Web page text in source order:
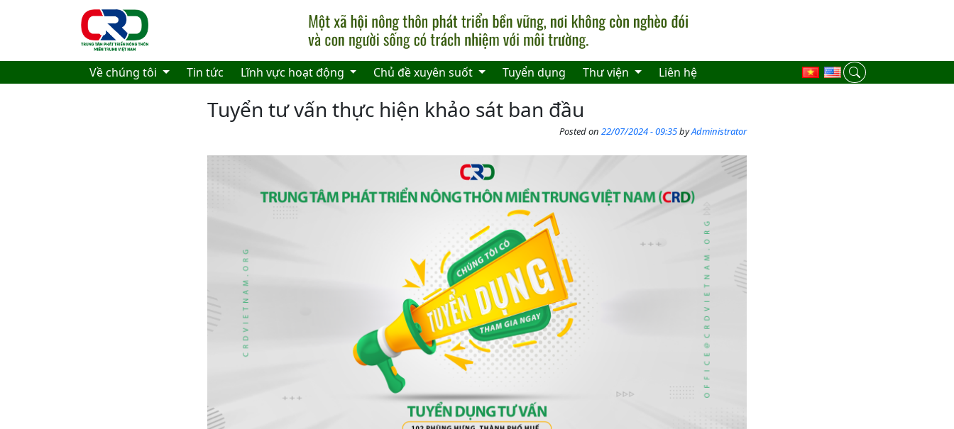
Skip to main content
Về chúng tôi Tin tức Lĩnh vực hoạt động Chủ đề xuyên suốt Tuyển dụng Thư viện Liên hệ
Tuyển tư vấn thực hiện khảo sát ban đầu
Posted on 22/07/2024 - 09:35byAdministrator